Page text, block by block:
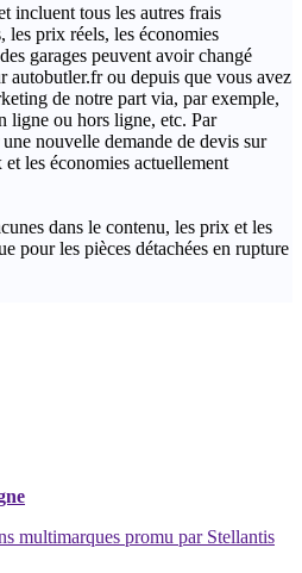
incluent tous les autres frais
les prix réels, les économies
garages peuvent avoir changé
autobutler.fr ou depuis que vous avez
de notre part via, par exemple,
ligne ou hors ligne, etc. Par
nouvelle demande de devis sur
les économies actuellement
dans le contenu, les prix et les
pour les pièces détachées en rupture
multimarques promu par Stellantis